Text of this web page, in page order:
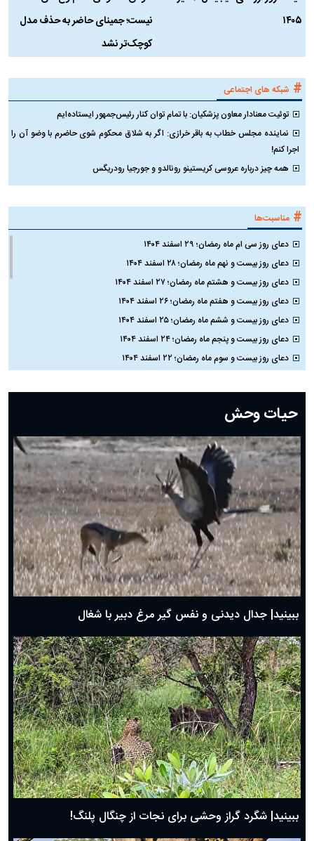
۱۴۰۵
نیست؛ جمینای حاضر به حذف مدل
کوچک‌تر نشد
# شبکه های اجتماعی
توئیت معنادار معاون پزشکیان: با تمام توان کنار رئیس‌جمهور ایستاده‌ایم
نماینده مجلس خطاب به باقر خرازی: اگر به شلاق محکوم شوی حاضرم با وضو آن را
اجرا کنم!
همه چیز درباره عروسی کریستینو رونالدو و جورجیا رودریگس
# مناسبت‌ها
دعای روز سی ام ماه رمضان؛ ۲۹ اسفند ۱۴۰۴
دعای روز بیست و نهم ماه رمضان؛ ۲۸ اسفند ۱۴۰۴
دعای روز بیست و هشتم ماه رمضان؛ ۲۷ اسفند ۱۴۰۴
دعای روز بیست و هفتم ماه رمضان؛ ۲۶ اسفند ۱۴۰۴
دعای روز بیست و ششم ماه رمضان؛ ۲۵ اسفند ۱۴۰۴
دعای روز بیست و پنجم ماه رمضان؛ ۲۴ اسفند ۱۴۰۴
دعای روز بیست و سوم ماه رمضان؛ ۲۲ اسفند ۱۴۰۴
دعای روز بیستم ماه رمضان؛ ۱۹ اسفند ۱۴۰۴
دعای روز هشتم ماه مبارک رمضان؛ ۷ اسفند ماه ۱۴۰۴
دعای روز هفتم ماه رمضان؛ ۶ اسفند ۱۴۰۴
دعای روز ششم ماه رمضان؛ ۵ اسفند ۱۴۰۴
دعای روز پنجم ماه رمضان؛ ۴ اسفند ۱۴۰۴
دعای روز چهارم ماه مبارک رمضان؛ ۳ اسفند ۱۴۰۴
دعای روز سوم ماه مبارک رمضان؛ ۱۴ اسفند ۱۴۰۴
دعای روز دوم ماه مبارک رمضان ۱ اسفند ماه ۱۴۰۴
دعای روز اول ماه مبارک رمضان، ۳۰ بهمن ۱۴۰۴
حضرت زینب(س) چگونه از دنیا رفت؟
بهترین پیامک تبریک روز پدر ۱۴۰۴؛ جملات زیبا و صمیمانه
حیات وحش
ببینید| جدال دیدنی و نفس گیر مرغ دبیر با شغال
ببینید| شگرد گراز وحشی برای نجات از چنگال پلنگ!